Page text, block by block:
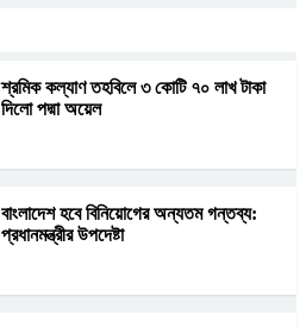
শ্রমিক কল্যাণ তহবিলে ৩ কোটি ৭০ লাখ টাকা
দিলো পদ্মা অয়েল
বাংলাদেশ হবে বিনিয়োগের অন্যতম গন্তব্য:
প্রধানমন্ত্রীর উপদেষ্টা